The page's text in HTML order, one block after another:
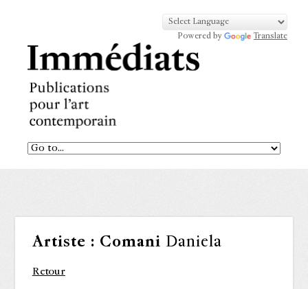
Powered by Translate
Artiste : Comani Daniela
Retour